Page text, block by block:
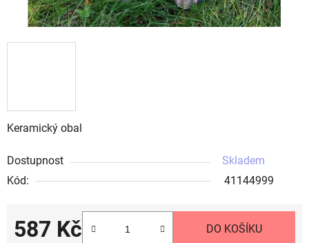
Keramický obal
Dostupnost
Skladem
Kód:
41144999
587 Kč DO KOŠÍKU